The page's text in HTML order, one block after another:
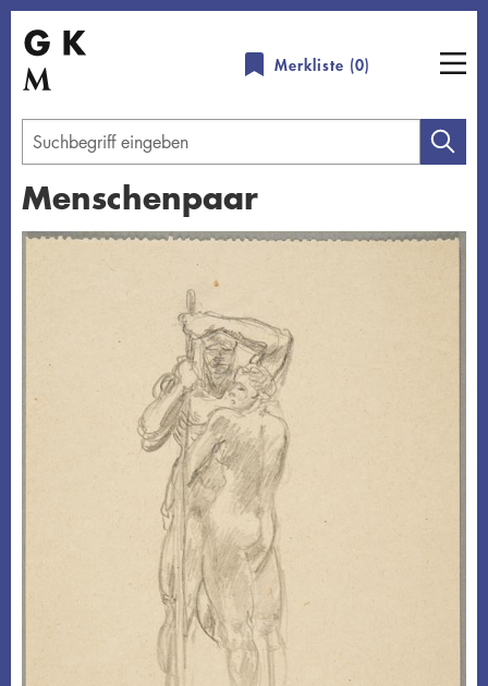
Direkt
zum
Inhalt
Merkliste (0)
Geben
Sie
einen
Suchbegriff
Menschenpaar